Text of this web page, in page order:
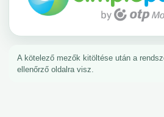
A kötelező mezők kitöltése után a
ellenőrző oldalra visz.